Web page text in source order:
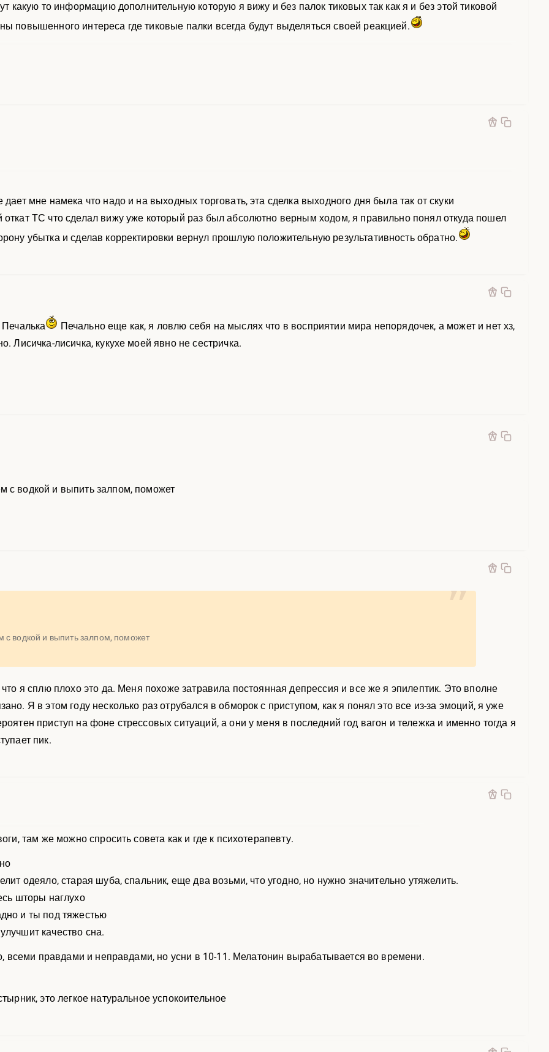
какую то информацию дополнительную которую я вижу и без палок тиковых так как я и без этой тиковой
повышенного интереса где тиковые палки всегда будут выделяться своей реакцией.
мне намека что надо и на выходных торговать, эта сделка выходного дня была так от скуки
откат ТС что сделал вижу уже который раз был абсолютно верным ходом, я правильно понял откуда пошел
убытка и сделав корректировки вернул прошлую положительную результативность обратно.
Печально еще как, я ловлю себя на мыслях что в восприятии мира непорядочек, а может и нет хз,
Лисичка-лисичка, кукухе моей явно не сестричка.
с водкой и выпить залпом, поможет
водкой и выпить залпом, поможет
я сплю плохо это да. Меня похоже затравила постоянная депрессия и все же я эпилептик. Это вполне
Я в этом году несколько раз отрубался в обморок с приступом, как я понял это все из-за эмоций, я уже
приступ на фоне стрессовых ситуаций, а они у меня в последний год вагон и тележка и именно тогда я
пик.
там же можно спросить совета как и где к психотерапевту.
одеяло, старая шуба, спальник, еще два возьми, что угодно, но нужно значительно утяжелить.
шторы наглухо
и ты под тяжестью
качество сна.
всеми правдами и неправдами, но усни в 10-11. Мелатонин вырабатывается во времени.
это легкое натуральное успокоительное